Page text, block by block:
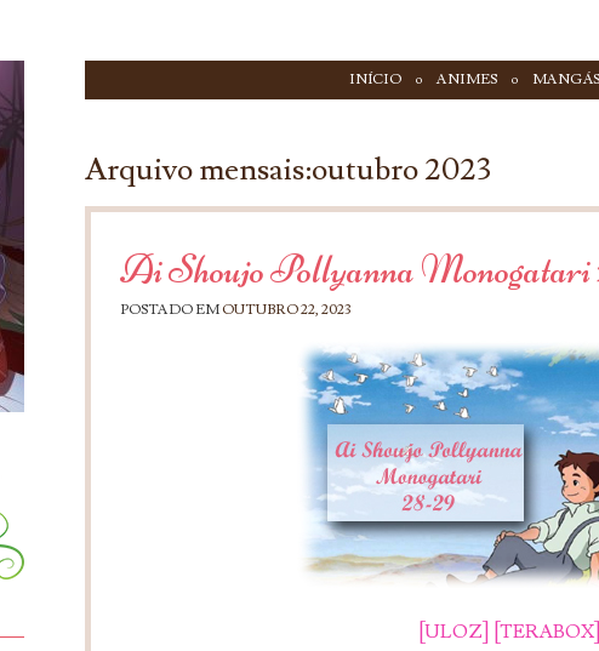
Menu
INÍCIO ANIMES MANGÁS
Arquivo mensais:outubro 2023
Ai Shoujo Pollyanna Monogatari
POSTADO EMOUTUBRO 22, 2023
[ULOZ]